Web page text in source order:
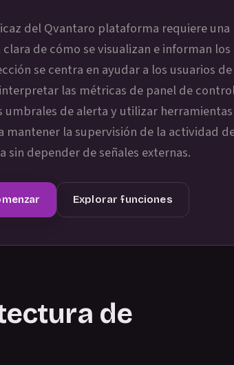
del Qvantaro plataforma requiere una
de cómo se visualizan e informan los
se centra en ayudar a los usuarios de
las métricas de panel de
umbrales de alerta y utilizar herramientas
mantener la supervisión de la actividad
sin depender de señales externas.
Explorar funciones
de